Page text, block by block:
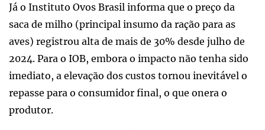
Já o Instituto Ovos Brasil informa que o preço da
saca de milho (principal insumo da ração para as
aves) registrou alta de mais de 30% desde julho de
2024. Para o IOB, embora o impacto não tenha sido
imediato, a elevação dos custos tornou inevitável o
repasse para o consumidor final, o que onera o
produtor.